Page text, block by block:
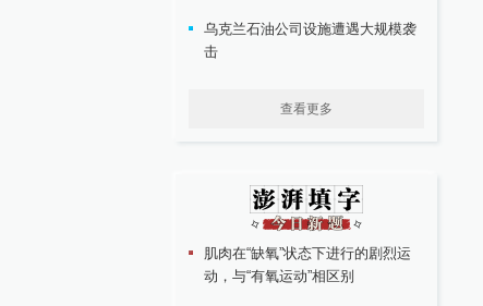
乌克兰石油公司设施遭遇大规模袭
击
查看更多
肌肉在“缺氧”状态下进行的剧烈运
动，与“有氧运动”相区别